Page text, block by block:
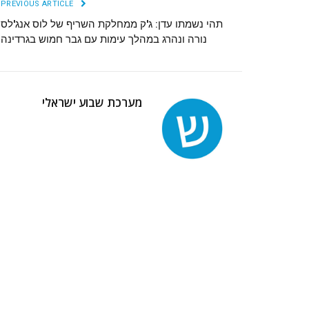
תהי נשמתו עדן: ג'ק ממחלקת השריף של לוס אנג'לס
נורה ונהרג במהלך עימות עם גבר חמוש בגרדינה
מערכת שבוע ישראלי